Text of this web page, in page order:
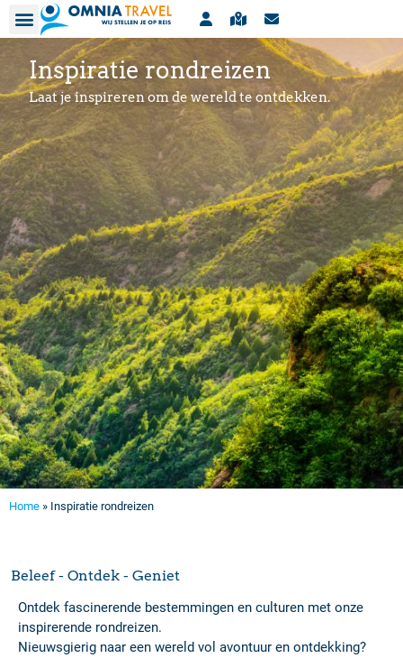
Inspiratie rondreizen
Laat je inspireren om de wereld te ontdekken.
Home » Inspiratie rondreizen
Beleef - Ontdek - Geniet
Ontdek fascinerende bestemmingen en culturen met onze
inspirerende rondreizen.
Nieuwsgierig naar een wereld vol avontuur en ontdekking?